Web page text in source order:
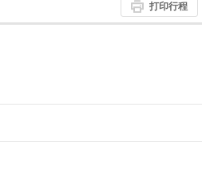
打印行程